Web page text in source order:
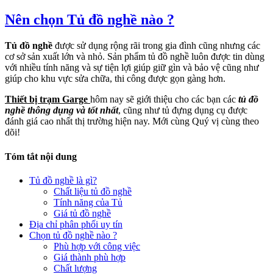
Nên chọn Tủ đồ nghề nào ?
Tủ đồ nghề được sử dụng rộng rãi trong gia đình cũng nhưng các
cơ sở sản xuất lớn và nhỏ. Sản phẩm tủ đồ nghề luôn được tin dùng
với nhiều tính năng và sự tiện lợi giúp giữ gìn và bảo vệ cũng như
giúp cho khu vực sửa chữa, thi công được gọn gàng hơn.
Thiết bị trạm Garge hôm nay sẽ giới thiệu cho các bạn các tủ đồ
nghề thông dụng và tốt nhất, cũng như tủ đựng dụng cụ được
đánh giá cao nhất thị trường hiện nay. Mới cùng Quý vị cùng theo
dõi!
Tóm tắt nội dung
Tủ đồ nghề là gì?
Chất liệu tủ đồ nghề
Tính năng của Tủ
Giá tủ đồ nghề
Địa chỉ phân phối uy tín
Chọn tủ đồ nghề nào ?
Phù hợp với công việc
Giá thành phù hợp
Chất lượng